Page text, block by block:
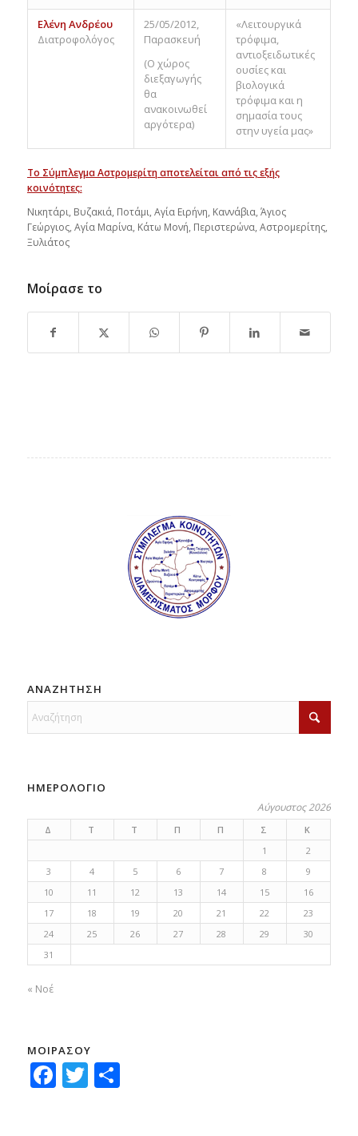
Ελένη Ανδρέου
Διατροφολόγος
25/05/2012,
Παρασκευή
(Ο χώρος
διεξαγωγής
θα
ανακοινωθεί
αργότερα)
«Λειτουργικά
τρόφιμα,
αντιοξειδωτικές
ουσίες και
βιολογικά
τρόφιμα και η
σημασία τους
στην υγεία μας»
Το Σύμπλεγμα Αστρομερίτη αποτελείται από τις εξής
κοινότητες:
Νικητάρι, Βυζακιά, Ποτάμι, Αγία Ειρήνη, Καννάβια, Άγιος
Γεώργιος, Αγία Μαρίνα, Κάτω Μονή, Περιστερώνα, Αστρομερίτης,
Ξυλιάτος
Μοίρασε το
ΑΝΑΖΗΤΗΣΗ
ΗΜΕΡΟΛΟΓΙΟ
Αύγουστος 2026
Δ Τ Τ Π Π Σ
Κ
1
2
3
4 5 6 7 8
9
10
11 12 13 14 15
16
17
18 19 20 21 22
23
24
25 26 27 28 29
30
31
« Νοέ
ΜΟΙΡΑΣΟΥ
Facebook
Twitter
Μοιραστείτε